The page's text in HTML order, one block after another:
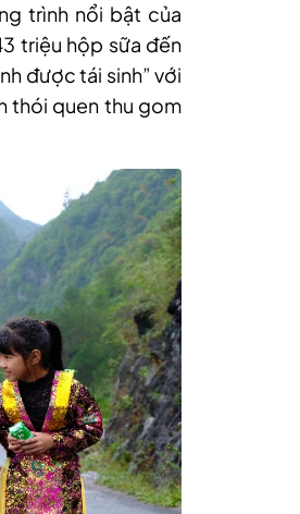
trình nổi bật của
triệu hộp sữa đến
được tái sinh” với
thói quen thu gom